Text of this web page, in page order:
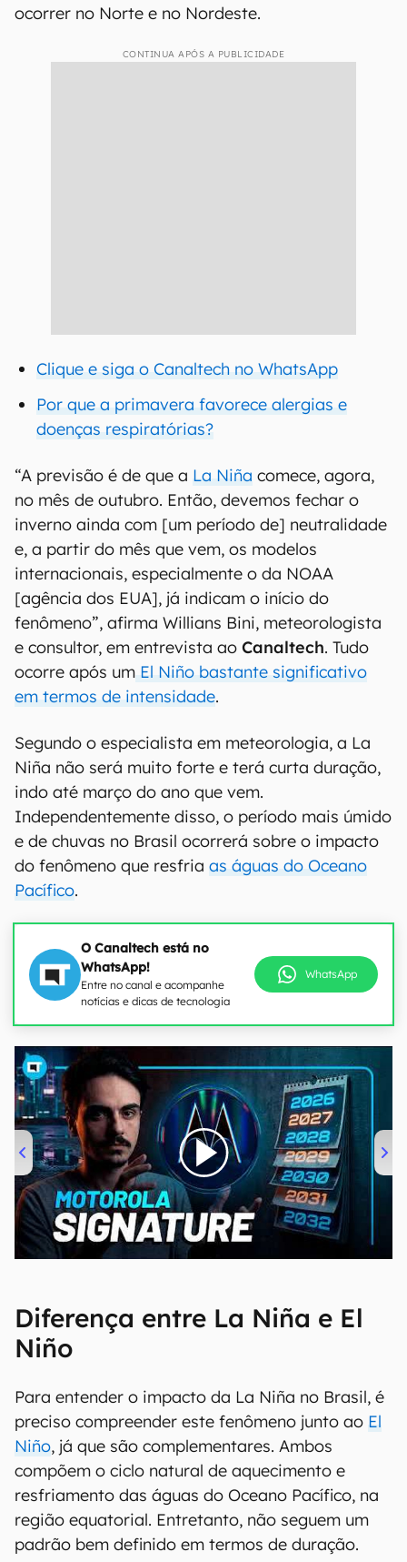
ocorrer no Norte e no Nordeste.
CONTINUA APÓS A PUBLICIDADE
Clique e siga o Canaltech no WhatsApp
Por que a primavera favorece alergias e
doenças respiratórias?
“A previsão é de que a La Niña comece, agora,
no mês de outubro. Então, devemos fechar o
inverno ainda com [um período de] neutralidade
e, a partir do mês que vem, os modelos
internacionais, especialmente o da NOAA
[agência dos EUA], já indicam o início do
fenômeno”, afirma Willians Bini, meteorologista
e consultor, em entrevista ao Canaltech. Tudo
ocorre após um El Niño bastante significativo
em termos de intensidade.
Segundo o especialista em meteorologia, a La
Niña não será muito forte e terá curta duração,
indo até março do ano que vem.
Independentemente disso, o período mais úmido
e de chuvas no Brasil ocorrerá sobre o impacto
do fenômeno que resfria as águas do Oceano
Pacífico.
O Canaltech está no
WhatsApp!
Entre no canal e acompanhe
notícias e dicas de tecnologia
WhatsApp
00:00/20:46
Diferença entre La Niña e El
Niño
Para entender o impacto da La Niña no Brasil, é
preciso compreender este fenômeno junto ao El
Niño, já que são complementares. Ambos
compõem o ciclo natural de aquecimento e
resfriamento das águas do Oceano Pacífico, na
região equatorial. Entretanto, não seguem um
padrão bem definido em termos de duração.